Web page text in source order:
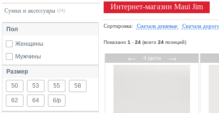
Сумки и аксессуары (24)
Пол
Женщины
Мужчины
Размер
50 53 55 58
62 64 б/р
Интернет-магазин Maui Jim
Сортировка: Сначала дешевые Сначала
Показано 1 - 24 (всего 24 позиций)
←4 цвета→